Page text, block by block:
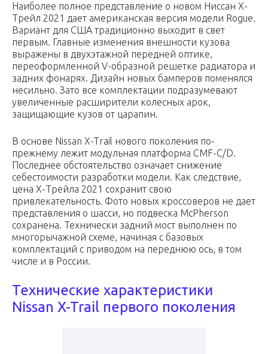
Наиболее полное представление о новом Ниссан Х-
Трейл 2021 дает американская версия модели Rogue.
Вариант для США традиционно выходит в свет
первым. Главные изменения внешности кузова
выражены в двухэтажной передней оптике,
переоформленной V-образной решетке радиатора и
задних фонарях. Дизайн новых бамперов поменялся
несильно. Зато все комплектации подразумевают
увеличенные расширители колесных арок,
защищающие кузов от царапин.
В основе Nissan X-Trail нового поколения по-
прежнему лежит модульная платформа CMF-C/D.
Последнее обстоятельство означает снижение
себестоимости разработки модели. Как следствие,
цена Х-Трейла 2021 сохранит свою
привлекательность. Фото новых кроссоверов не дает
представления о шасси, но подвеска McPherson
сохранена. Технически задний мост выполнен по
многорычажной схеме, начиная с базовых
комплектаций с приводом на переднюю ось, в том
числе и в России.
Технические характеристики
Nissan X-Trail первого поколения